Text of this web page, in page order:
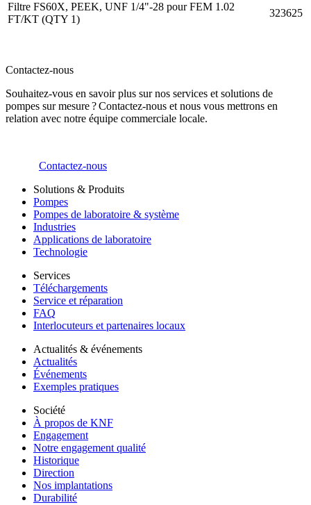
Filtre FS60X, PEEK, UNF 1/4"-28 pour FEM 1.02
FT/KT (QTY 1)
323625
Contactez-nous
Souhaitez-vous en savoir plus sur nos services et solutions de
pompes sur mesure ? Contactez-nous et nous vous mettrons en
relation avec notre équipe commerciale locale.
Contactez-nous
Solutions & Produits
Pompes
Pompes de laboratoire & système
Industries
Applications de laboratoire
Technologie
Services
Téléchargements
Service et réparation
FAQ
Interlocuteurs et partenaires locaux
Actualités & événements
Actualités
Événements
Exemples pratiques
Société
À propos de KNF
Engagement
Notre engagement qualité
Historique
Direction
Nos implantations
Durabilité